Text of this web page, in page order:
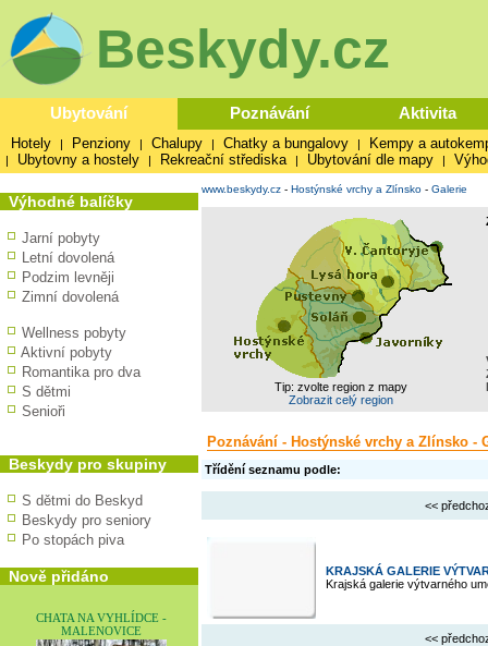
Beskydy.cz
Ubytování Poznávání Aktivita
Hotely | Penziony | Chalupy | Chatky a bungalovy | Kempy a
| Ubytovny a hostely | Rekreační střediska | Ubytování dle mapy |
Výhodné balíčky
Jarní pobyty
Letní dovolená
Podzim levněji
Zimní dovolená
Wellness pobyty
Aktivní pobyty
Romantika pro dva
S dětmi
Senioři
Beskydy pro skupiny
S dětmi do Beskyd
Beskydy pro seniory
Po stopách piva
Nově přidáno
CHATA NA VYHLÍDCE -
MALENOVICE
www.beskydy.cz - Hostýnské vrchy a Zlínsko - Galerie
Tip: zvolte region z mapy
Zobrazit celý region
Poznávání - Hostýnské vrchy a Zlínsko -
Třídění seznamu podle:
<<
KRAJSKÁ GALERIE
Krajská galerie výtvarného
<<